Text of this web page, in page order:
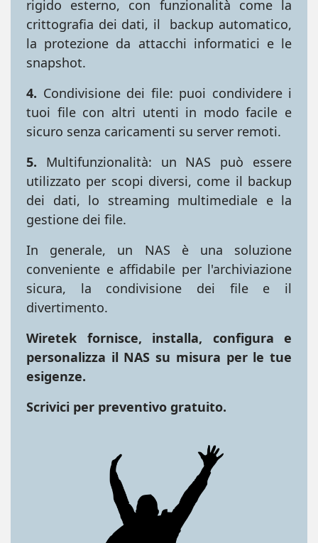
rigido esterno, con funzionalità come la
crittografia dei dati, il backup automatico,
la protezione da attacchi informatici e le
snapshot.
4. Condivisione dei file: puoi condividere i
tuoi file con altri utenti in modo facile e
sicuro senza caricamenti su server remoti.
5. Multifunzionalità: un NAS può essere
utilizzato per scopi diversi, come il backup
dei dati, lo streaming multimediale e la
gestione dei file.
In generale, un NAS è una soluzione
conveniente e affidabile per l'archiviazione
sicura, la condivisione dei file e il
divertimento.
Wiretek fornisce, installa, configura e
personalizza il NAS su misura per le tue
esigenze.
Scrivici per preventivo gratuito.